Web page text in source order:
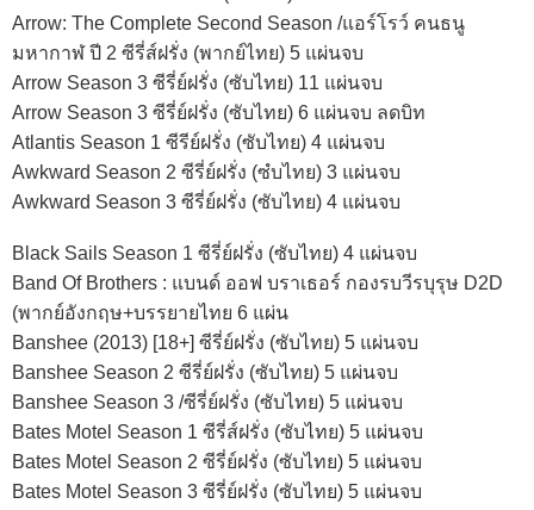
Arrow: The Complete Second Season /แอร์โรว์ คนธนู
มหากาฬ ปี 2 ซีรี่ส์ฝรั่ง (พากย์ไทย) 5 แผ่นจบ
Arrow Season 3 ซีรี่ย์ฝรั่ง (ซับไทย) 11 แผ่นจบ
Arrow Season 3 ซีรี่ย์ฝรั่ง (ซับไทย) 6 แผ่นจบ ลดบิท
Atlantis Season 1 ซีรีย์ฝรั่ง (ซับไทย) 4 แผ่นจบ
Awkward Season 2 ซีรี่ย์ฝรั่ง (ซํบไทย) 3 แผ่นจบ
Awkward Season 3 ซีรี่ย์ฝรั่ง (ซับไทย) 4 แผ่นจบ
Black Sails Season 1 ซีรี่ย์ฝรั่ง (ซับไทย) 4 แผ่นจบ
Band Of Brothers : แบนด์ ออฟ บราเธอร์ กองรบวีรบุรุษ D2D
(พากย์อังกฤษ+บรรยายไทย 6 แผ่น
Banshee (2013) [18+] ซีรี่ย์ฝรั่ง (ซับไทย) 5 แผ่นจบ
Banshee Season 2 ซีรี่ย์ฝรั่ง (ซับไทย) 5 แผ่นจบ
Banshee Season 3 /ซีรี่ย์ฝรั่ง (ซับไทย) 5 แผ่นจบ
Bates Motel Season 1 ซีรี่ส์ฝรั่ง (ซับไทย) 5 แผ่นจบ
Bates Motel Season 2 ซีรี่ย์ฝรั่ง (ซับไทย) 5 แผ่นจบ
Bates Motel Season 3 ซีรี่ย์ฝรั่ง (ซับไทย) 5 แผ่นจบ